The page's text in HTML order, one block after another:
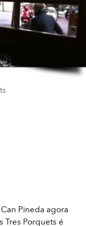
Pineda agora
Tres Porquets é